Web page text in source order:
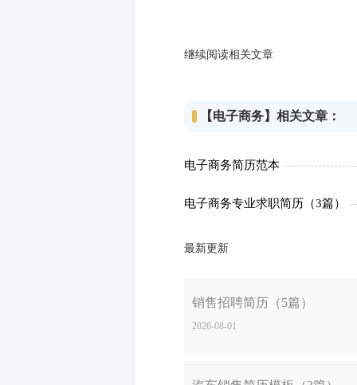
继续阅读相关文章
【电子商务】相关文章：
电子商务简历范本
电子商务专业求职简历（3篇）
最新更新
销售招聘简历（5篇）
2026-08-01